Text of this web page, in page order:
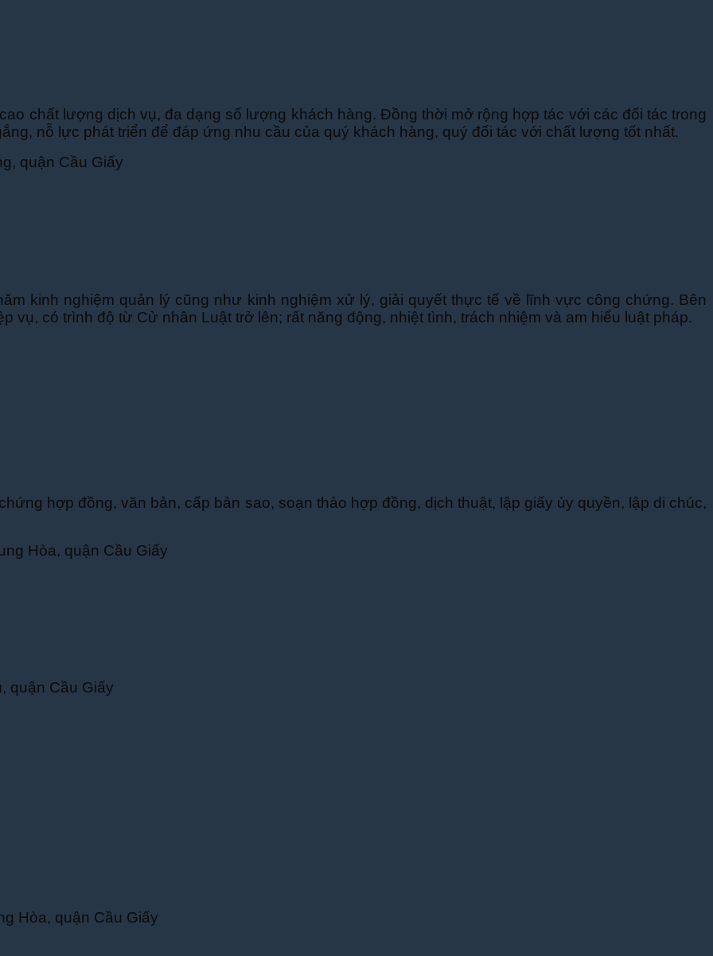
chất lượng dịch vụ, đa dạng số lượng khách hàng. Đồng thời mở rộng hợp tác với các đối tác trong
nỗ lực phát triển để đáp ứng nhu cầu của quý khách hàng, quý đối tác với chất lượng tốt nhất.
quận Cầu Giấy
kinh nghiệm quản lý cũng như kinh nghiệm xử lý, giải quyết thực tế về lĩnh vực công chứng. Bên
vụ, có trình độ từ Cử nhân Luật trở lên; rất năng động, nhiệt tình, trách nhiệm và am hiểu luật pháp.
hợp đồng, văn bản, cấp bản sao, soạn thảo hợp đồng, dịch thuật, lập giấy ủy quyền, lập di chúc,
Hòa, quận Cầu Giấy
quận Cầu Giấy
Hòa, quận Cầu Giấy